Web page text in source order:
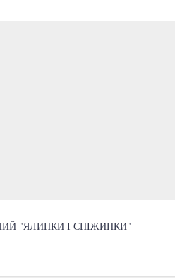
"ЯЛИНКИ І СНІЖИНКИ"